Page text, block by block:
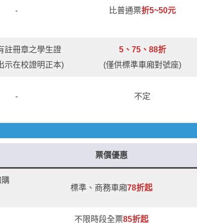
- 比普通票折5~50元
註冊章之學生證
示在校證明正本)
5、75、88折
(僅供標準車廂對號座)
- 不定
票價優惠
標準、商務車廂78折起
不限時段全票85折起